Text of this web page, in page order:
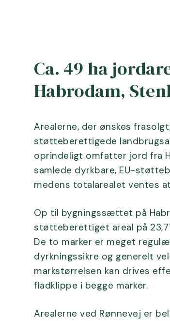
Ca. 49 ha
Habrodam,
Arealerne, der ønskes
støtteberettigede
oprindeligt omfatter jord fra
samlede dyrkbare, EU-
medens totalarealet ventes
Op til bygningssættet på
støtteberettiget areal på
De to marker er meget
dyrkningssikre og generelt
markstørrelsen kan drives
fladklippe i begge marker.
Arealerne ved Rønnevej er